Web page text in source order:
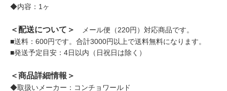
◆内容：1ヶ
＜配送について＞
メール便（220円）対応商品です。
■送料：600円です。合計3000円以上で送料無料になります。
■発送予定目安：4日以内（日祝日は除く）
＜商品詳細情報＞
◆取扱いメーカー：コンチョワールド